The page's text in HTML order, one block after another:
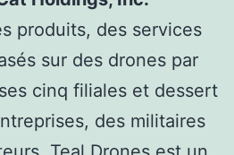
produits, des services
sur des drones par
cinq filiales et dessert
des militaires